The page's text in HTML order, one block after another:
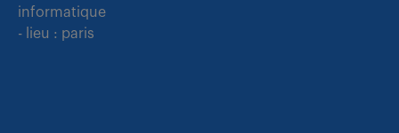
informatique
- lieu : paris